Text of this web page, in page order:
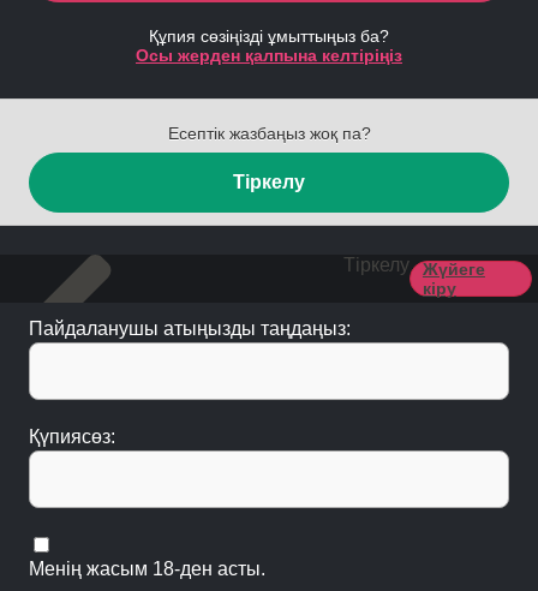
Құпия сөзіңізді ұмыттыңыз ба?
Осы жерден қалпына келтіріңіз
Есептік жазбаңыз жоқ па?
Тіркелу
Тіркелу
Жүйеге
кіру
Пайдаланушы атыңызды таңдаңыз:
Қүпиясөз:
Менің жасым 18-ден асты.